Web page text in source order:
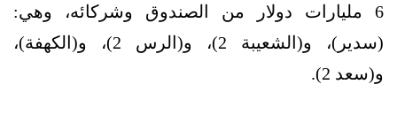
6 مليارات دولار من الصندوق وشركائه، وهي:
(سدير)، و(الشعيبة 2)، و(الرس 2)، و(الكهفة)،
و(سعد 2).